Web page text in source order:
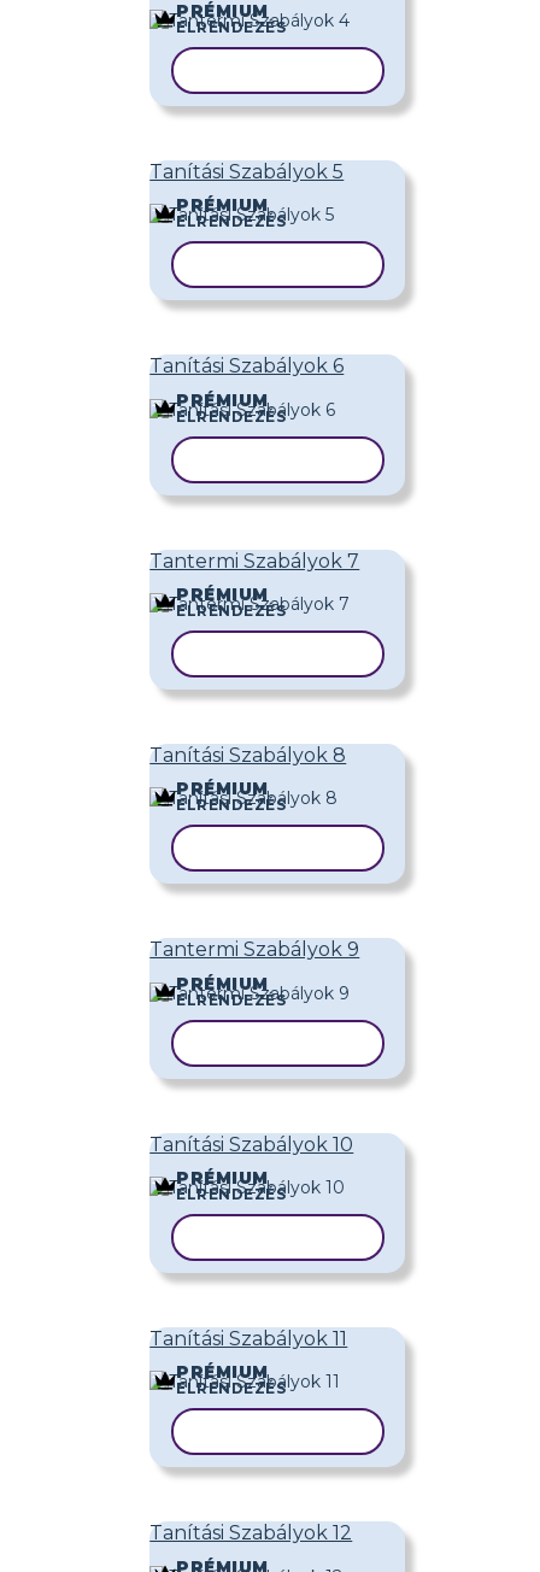
PRÉMIUM
ELRENDEZÉS
Tanítási Szabályok 5
PRÉMIUM
ELRENDEZÉS
Tanítási Szabályok 6
PRÉMIUM
ELRENDEZÉS
Tantermi Szabályok 7
PRÉMIUM
ELRENDEZÉS
Tanítási Szabályok 8
PRÉMIUM
ELRENDEZÉS
Tantermi Szabályok 9
PRÉMIUM
ELRENDEZÉS
Tanítási Szabályok 10
PRÉMIUM
ELRENDEZÉS
Tanítási Szabályok 11
PRÉMIUM
ELRENDEZÉS
Tanítási Szabályok 12
PRÉMIUM